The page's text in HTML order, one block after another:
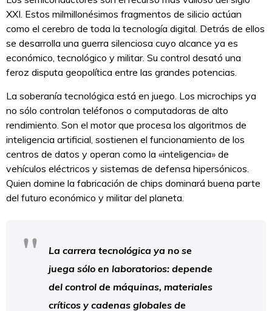
XXI. Estos milmillonésimos fragmentos de silicio actúan
como el cerebro de toda la tecnología digital. Detrás de ellos
se desarrolla una guerra silenciosa cuyo alcance ya es
económico, tecnológico y militar. Su control desató una
feroz disputa geopolítica entre las grandes potencias.
La soberanía tecnológica está en juego. Los microchips ya
no sólo controlan teléfonos o computadoras de alto
rendimiento. Son el motor que procesa los algoritmos de
inteligencia artificial, sostienen el funcionamiento de los
centros de datos y operan como la «inteligencia» de
vehículos eléctricos y sistemas de defensa hipersónicos.
Quien domine la fabricación de chips dominará buena parte
del futuro económico y militar del planeta.
La carrera tecnológica ya no se
juega sólo en laboratorios: depende
del control de máquinas, materiales
críticos y cadenas globales de